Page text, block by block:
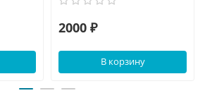
2000 ₽
В корзину